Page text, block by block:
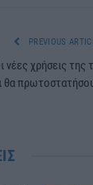
PREVIOUS
χρήσεις της
θα